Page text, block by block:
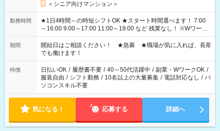
＜シニア向けマンション＞
勤務時間
★1日4時間～の時短シフトOK ★スタート時間選べます！ 7:00
～16:00 9:00～17:00 11:00～19:00 など 残業なし！ ※Wワーク
の場合、他のお仕事と合わせ週40時間超の就業はご案内できま
せん ※法令に基づき、週20時間以上勤務は社会保険への加入対
象となります ※労働者派遣法（日雇い派遣の原則禁止）によ
り、短時間・短期間の就業はご案内が難しい場合があります
期間
開始日はご相談ください！ ★急募 ★職場が気に入れば、長期
でも働けます！
特徴 日払いOK / 履歴書不要 / 40～50代活躍中 / 副業・WワークOK /
服装自由 / シフト勤務 / 10名以上の大量募集 / 電話対応なし / パ
ソコンスキル不要
気になる！ 応募する 詳細へ